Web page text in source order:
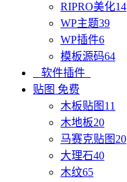
RIPRO美化14
WP主题39
WP插件6
模板源码64
软件插件
贴图 免费
木板贴图 11
木地板20
马赛克贴图 20
大理石40
木纹65